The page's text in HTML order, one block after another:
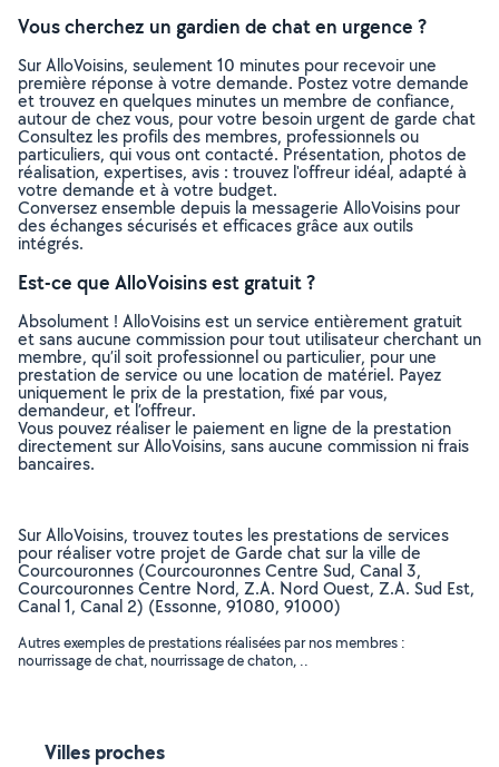
Vous cherchez un gardien de chat en urgence ?
Sur AlloVoisins, seulement 10 minutes pour recevoir une
première réponse à votre demande. Postez votre demande
et trouvez en quelques minutes un membre de confiance,
autour de chez vous, pour votre besoin urgent de garde chat
Consultez les profils des membres, professionnels ou
particuliers, qui vous ont contacté. Présentation, photos de
réalisation, expertises, avis : trouvez l'offreur idéal, adapté à
votre demande et à votre budget.
Conversez ensemble depuis la messagerie AlloVoisins pour
des échanges sécurisés et efficaces grâce aux outils
intégrés.
Est-ce que AlloVoisins est gratuit ?
Absolument ! AlloVoisins est un service entièrement gratuit
et sans aucune commission pour tout utilisateur cherchant un
membre, qu’il soit professionnel ou particulier, pour une
prestation de service ou une location de matériel. Payez
uniquement le prix de la prestation, fixé par vous,
demandeur, et l’offreur.
Vous pouvez réaliser le paiement en ligne de la prestation
directement sur AlloVoisins, sans aucune commission ni frais
bancaires.
Sur AlloVoisins, trouvez toutes les prestations de services
pour réaliser votre projet de Garde chat sur la ville de
Courcouronnes (Courcouronnes Centre Sud, Canal 3,
Courcouronnes Centre Nord, Z.A. Nord Ouest, Z.A. Sud Est,
Canal 1, Canal 2) (Essonne, 91080, 91000)
Autres exemples de prestations réalisées par nos membres :
nourrissage de chat, nourrissage de chaton, ..
Villes proches